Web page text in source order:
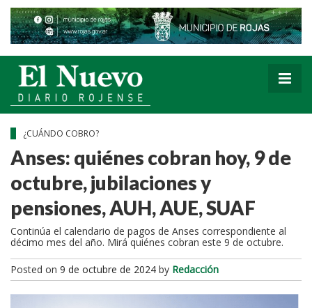
¿CUÁNDO COBRO?
Anses: quiénes cobran hoy, 9 de
octubre, jubilaciones y
pensiones, AUH, AUE, SUAF
Continúa el calendario de pagos de Anses correspondiente al
décimo mes del año. Mirá quiénes cobran este 9 de octubre.
Posted on 9 de octubre de 2024 by Redacción